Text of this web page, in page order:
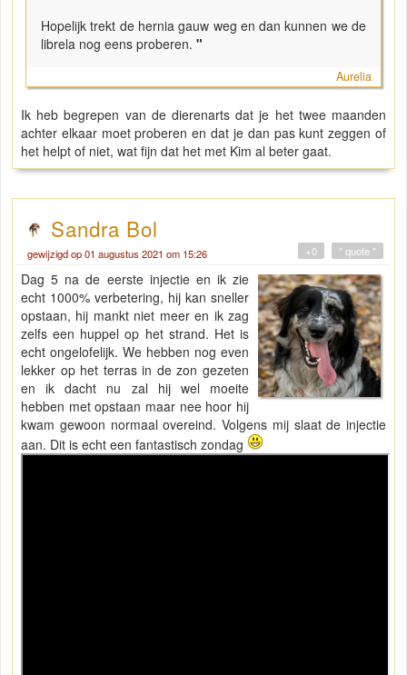
Hopelijk trekt de hernia gauw weg en dan kunnen we de
librela nog eens proberen. "
Aurelia
Ik heb begrepen van de dierenarts dat je het twee maanden
achter elkaar moet proberen en dat je dan pas kunt zeggen of
het helpt of niet, wat fijn dat het met Kim al beter gaat.
Sandra Bol
gewijzigd op 01 augustus 2021 om 15:26 " quote "
+0
Dag 5 na de eerste injectie en ik zie
echt 1000% verbetering, hij kan sneller
opstaan, hij mankt niet meer en ik zag
zelfs een huppel op het strand. Het is
echt ongelofelijk. We hebben nog even
lekker op het terras in de zon gezeten
en ik dacht nu zal hij wel moeite
hebben met opstaan maar nee hoor hij
kwam gewoon normaal overeind. Volgens mij slaat de injectie
aan. Dit is echt een fantastisch zondag